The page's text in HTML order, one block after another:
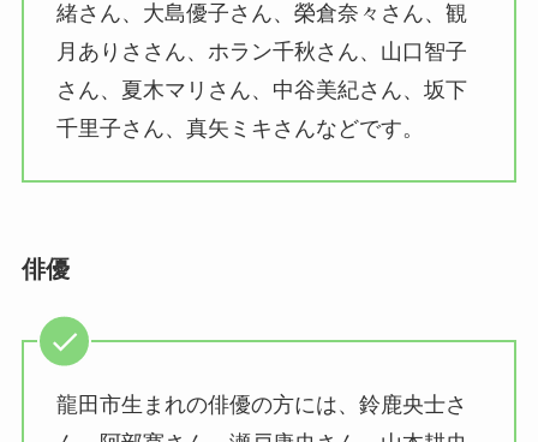
緒さん、大島優子さん、榮倉奈々さん、観
月ありささん、ホラン千秋さん、山口智子
さん、夏木マリさん、中谷美紀さん、坂下
千里子さん、真矢ミキさんなどです。
俳優
龍田市生まれの俳優の方には、鈴鹿央士さ